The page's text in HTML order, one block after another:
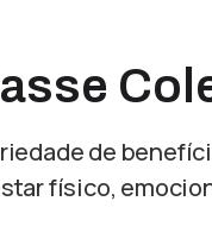
de
físico,